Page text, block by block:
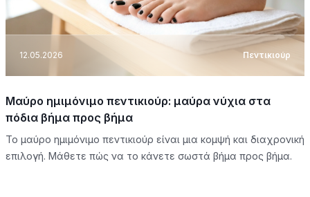
12.05.2026 Πεντικιούρ
Μαύρο ημιμόνιμο πεντικιούρ: μαύρα νύχια στα
πόδια βήμα προς βήμα
Το μαύρο ημιμόνιμο πεντικιούρ είναι μια κομψή και διαχρονική
επιλογή. Μάθετε πώς να το κάνετε σωστά βήμα προς βήμα.